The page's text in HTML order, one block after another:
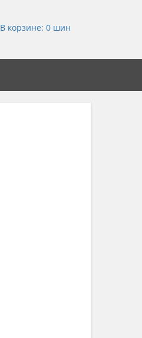
В корзине: 0 шин